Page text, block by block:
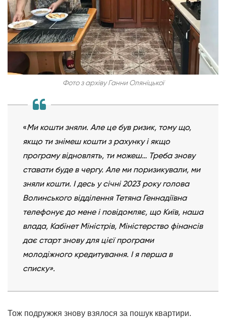
Фото з архіву Ганни Оляніцької
«Ми кошти зняли. Але це був ризик, тому що,
якщо ти знімеш кошти з рахунку і якщо
програму відновлять, ти можеш… Треба знову
ставати буде в чергу. Але ми поризикували, ми
зняли кошти. І десь у січні 2023 року голова
Волинського відділення Тетяна Геннадіївна
телефонує до мене і повідомляє, що Київ, наша
влада, Кабінет Міністрів, Міністерство фінансів
дає старт знову для цієї програми
молодіжного кредитування. І я перша в
списку».
Тож подружжя знову взялося за пошук квартири.